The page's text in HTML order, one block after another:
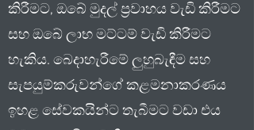
කිරීමට, ඔබේ මුදල් ප්‍රවාහය වැඩි කිරීමට
සහ ඔබේ ලාභ මට්ටම් වැඩි කිරීමට
හැකිය. බෙදාහැරීමේ ලුහුබැඳීම සහ
සැපයුම්කරුවන්ගේ කළමනාකරණය
ඉහළ සේවකයින්ට තැබීමට වඩා එය